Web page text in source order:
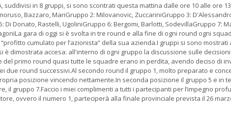
suddivisi in 8 gruppi, si sono scontrati questa mattina dalle ore 10 alle ore
Bazzaro, MariGruppo 2: Milovanovic, ZuccariniGruppo 3:
Di Donato, Rastelli, UgoliniGruppo 6: Bergomi, Barlotti, SodevillaGruppo 7:
gara di oggi si è svolta in tre round e alla fine di ogni round ogni
cumulato per l’azionista” della sua azienda.I gruppi si sono
è dimostrata accesa: all'interno di ogni gruppo la discussione sulle
del primo round quasi tutte le squadre erano in perdita, avendo deciso di
due round successivi.Al secondo round il gruppo 1, molto preparato e
posizione vincendo nettamente.In seconda posizione il gruppo 5 e in
il gruppo 7.Faccio i miei complimenti a tutti i partecipanti per l’impegno
ovvero il numero 1, parteciperà alla finale provinciale prevista il 26